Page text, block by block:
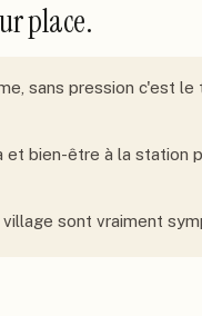
place.
sans pression c'est
et bien-être à la station
sont vraiment